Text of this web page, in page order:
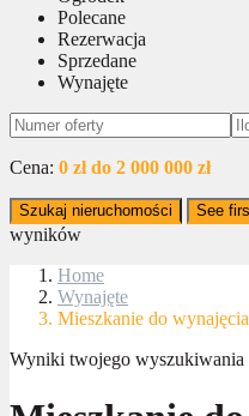
Polecane
Rezerwacja
Sprzedane
Wynajęte
Cena: 0 zł do 2 000 000 zł
Szukaj nieruchomości See
wyników
Home
Wynajęte
Mieszkanie do
Wyniki twojego wyszukiwania